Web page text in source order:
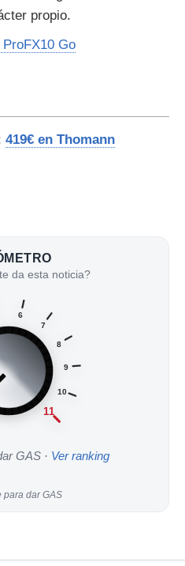
propio.
Go
419€ en Thomann
te da esta noticia?
6
7
8
9
10
11
GAS · Ver ranking
para dar GAS